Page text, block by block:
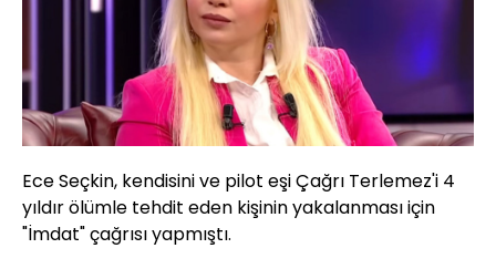
Ece Seçkin, kendisini ve pilot eşi Çağrı Terlemez'i 4
yıldır ölümle tehdit eden kişinin yakalanması için
"İmdat" çağrısı yapmıştı.